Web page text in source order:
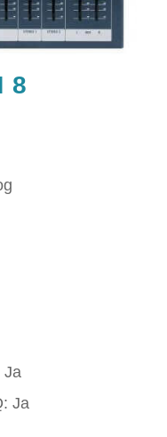
8
Ja
Ja